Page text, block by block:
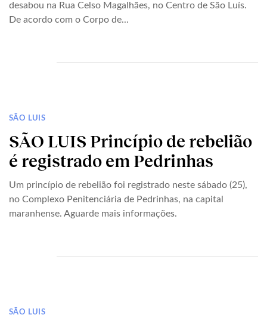
desabou na Rua Celso Magalhães, no Centro de São Luís.
De acordo com o Corpo de...
SÃO LUIS
SÃO LUIS Princípio de rebelião
é registrado em Pedrinhas
Um princípio de rebelião foi registrado neste sábado (25),
no Complexo Penitenciária de Pedrinhas, na capital
maranhense. Aguarde mais informações.
SÃO LUIS